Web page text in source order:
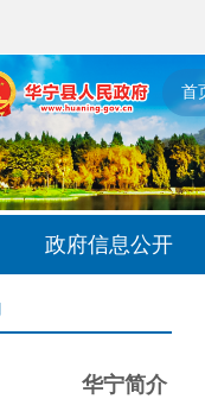
首
政府信息公开
华宁简介